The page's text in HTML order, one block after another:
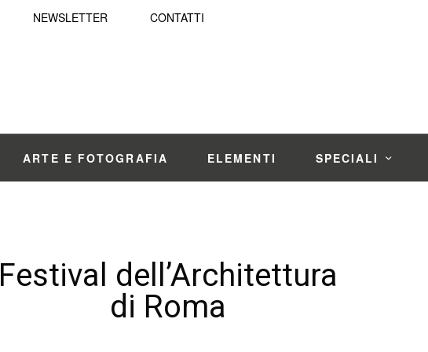
NEWSLETTER CONTATTI
ARTE E FOTOGRAFIA ELEMENTI SPECIALI
Festival dell’Architettura
di Roma